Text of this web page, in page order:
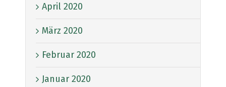
April 2020
März 2020
Februar 2020
Januar 2020